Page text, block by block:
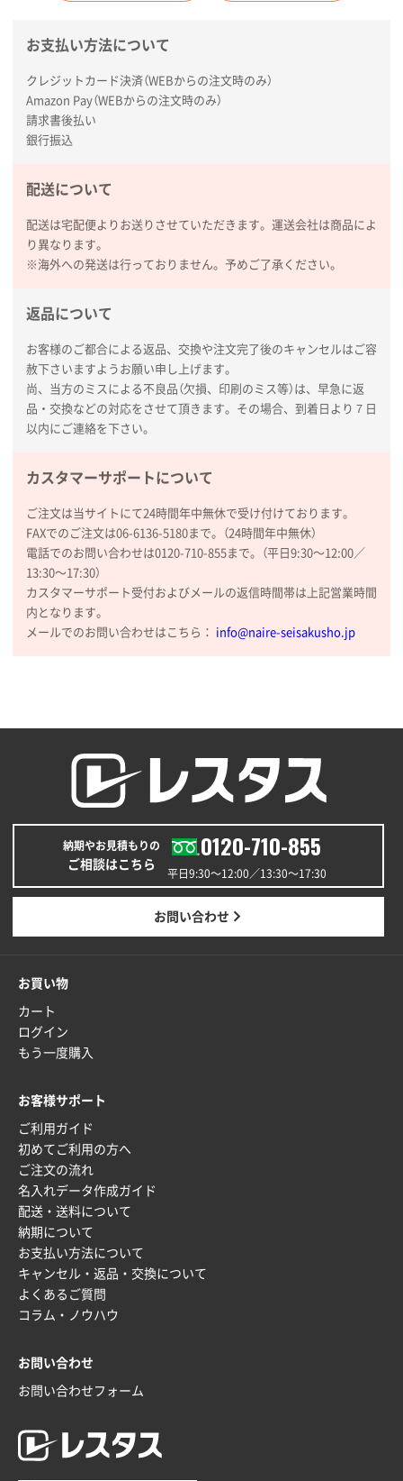
お支払い方法について
クレジットカード決済（WEBからの注文時のみ）
Amazon Pay（WEBからの注文時のみ）
請求書後払い
銀行振込
配送について
配送は宅配便よりお送りさせていただきます。運送会社は商品によ
り異なります。
※海外への発送は行っておりません。予めご了承ください。
返品について
お客様のご都合による返品、交換や注文完了後のキャンセルはご容
赦下さいますようお願い申し上げます。
尚、当方のミスによる不良品（欠損、印刷のミス等）は、早急に返
品・交換などの対応をさせて頂きます。その場合、到着日より７日
以内にご連絡を下さい。
カスタマーサポートについて
ご注文は当サイトにて24時間年中無休で受け付けております。
FAXでのご注文は06-6136-5180まで。（24時間年中無休）
電話でのお問い合わせは0120-710-855まで。（平日9:30〜12:00／
13:30〜17:30）
カスタマーサポート受付およびメールの返信時間帯は上記営業時間
内となります。
メールでのお問い合わせはこちら： info@naire-seisakusho.jp
納期やお見積もりの
ご相談はこちら
0120-710-855
平日9:30〜12:00／13:30〜17:30
お問い合わせ
お買い物
カート
ログイン
もう一度購入
お客様サポート
ご利用ガイド
初めてご利用の方へ
ご注文の流れ
名入れデータ作成ガイド
配送・送料について
納期について
お支払い方法について
キャンセル・返品・交換について
よくあるご質問
コラム・ノウハウ
お問い合わせ
お問い合わせフォーム